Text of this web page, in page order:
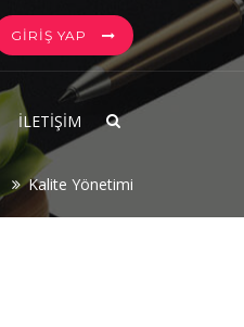
GİRİŞ YAP
İLETİŞİM
Kalite Yönetimi